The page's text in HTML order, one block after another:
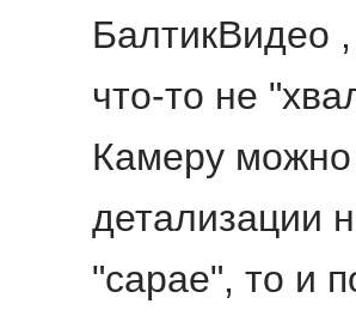
БалтикВидео
что-то не
Камеру
детализации
"сарае", то и